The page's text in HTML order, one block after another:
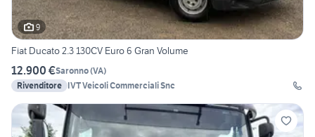
9
Fiat Ducato 2.3 130CV Euro 6 Gran Volume
12.900 €Saronno(VA)
Rivenditore
IVT Veicoli Commerciali Snc